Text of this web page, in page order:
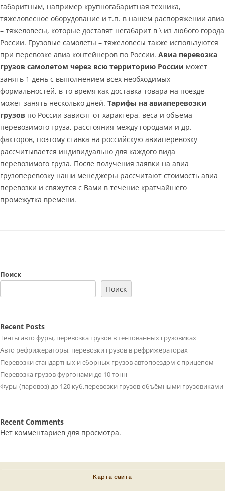
габаритным, например крупногабаритная техника,
тяжеловесное оборудование и т.п. в нашем распоряжении авиа
– тяжеловесы, которые доставят негабарит в \ из любого города
России. Грузовые самолеты – тяжеловесы также используются
при перевозке авиа контейнеров по России. Авиа перевозка
грузов самолетом через всю территорию России может
занять 1 день с выполнением всех необходимых
формальностей, в то время как доставка товара на поезде
может занять несколько дней. Тарифы на авиаперевозки
грузов по России зависят от характера, веса и объема
перевозимого груза, расстояния между городами и др.
факторов, поэтому ставка на российскую авиаперевозку
рассчитывается индивидуально для каждого вида
перевозимого груза. После получения заявки на авиа
грузоперевозку наши менеджеры рассчитают стоимость авиа
перевозки и свяжутся с Вами в течение кратчайшего
промежутка времени.
Поиск
Поиск
Recent Posts
Тенты авто фуры, перевозка грузов в тентованных грузовиках
Авто рефрижераторы, перевозки грузов в рефрижераторах
Перевозки стандартных и сборных грузов автопоездом с прицепом
Перевозка грузов фургонами до 10 тонн
Фуры (паровоз) до 120 куб,перевозки грузов объёмными грузовиками
Recent Comments
Нет комментариев для просмотра.
Карта сайта